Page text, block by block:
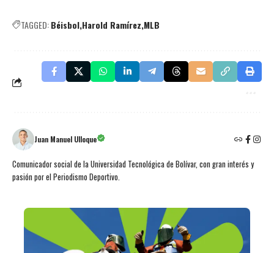
TAGGED:Béisbol Harold Ramírez MLB
Juan Manuel Ulloque
Comunicador social de la Universidad Tecnológica de Bolívar, con gran interés y
pasión por el Periodismo Deportivo.